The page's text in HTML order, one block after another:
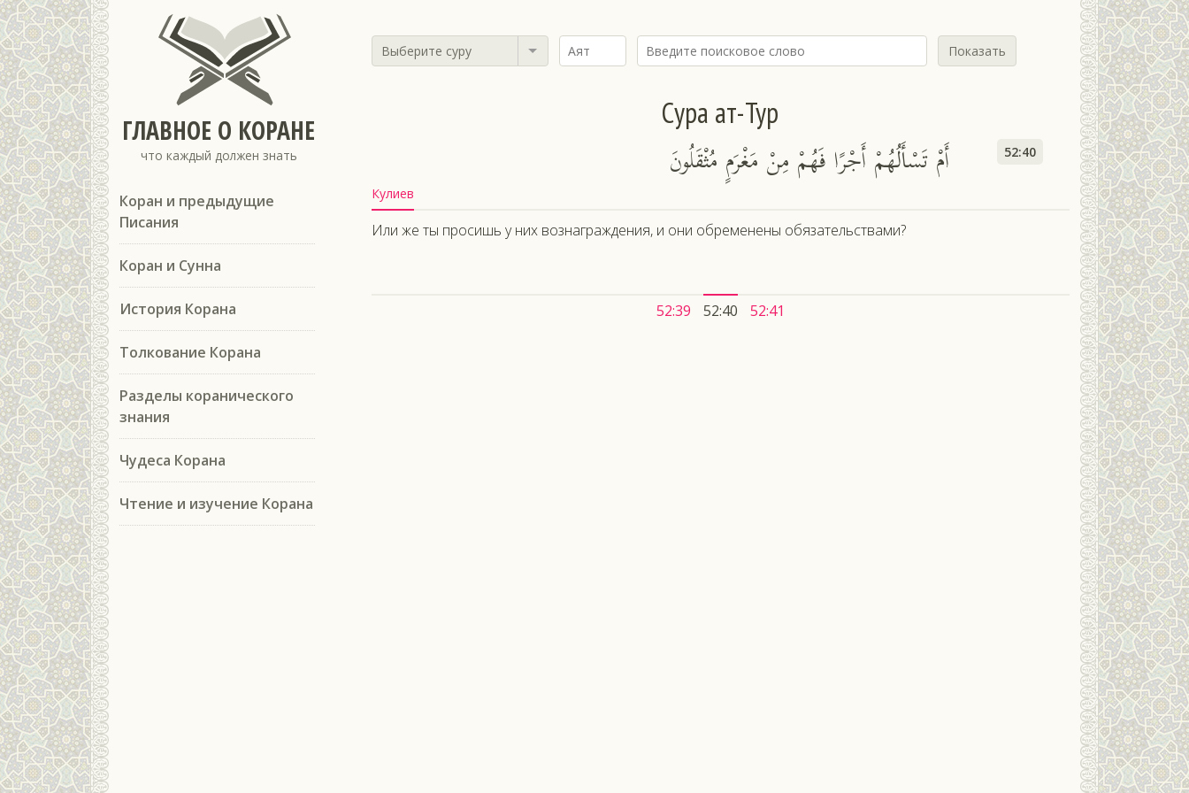
ГЛАВНОЕ О КОРАНЕ
что каждый должен знать
Коран и предыдущие
Писания
Коран и Сунна
История Корана
Толкование Корана
Разделы коранического
знания
Чудеса Корана
Чтение и изучение Корана
Выберите суру Показать
Сура ат-Тур
أَمْ تَسْأَلُهُمْ أَجْرًا فَهُمْ مِنْ مَغْرَمٍ مُثْقَلُونَ 52:40
Кулиев
Или же ты просишь у них вознаграждения, и они обременены обязательствами?
52:39 52:40 52:41